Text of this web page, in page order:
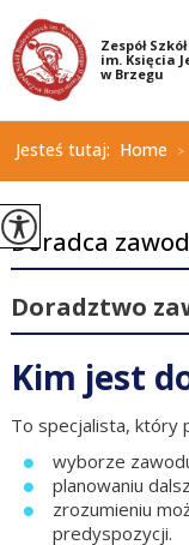
Jesteś tutaj: Home >
Doradca
Doradztwo
Kim jest
To specjalista, który
wyborze
planowaniu
zrozumieniu
predyspozycji.